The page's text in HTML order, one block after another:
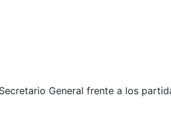
General frente a los